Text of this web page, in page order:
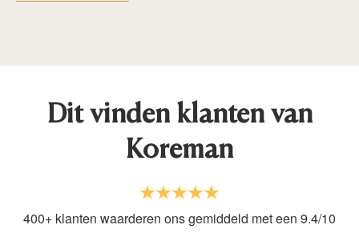
Dit vinden klanten van
Koreman
400+ klanten waarderen ons gemiddeld met een 9.4/10